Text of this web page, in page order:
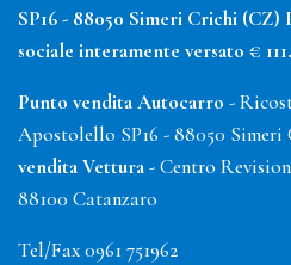
SP16 - 88050 Simeri Crichi (CZ)
sociale interamente versato €
Punto vendita Autocarro -
Apostolello SP16 - 88050 Simeri
vendita Vettura- Centro
88100 Catanzaro
Tel/Fax 0961 751962